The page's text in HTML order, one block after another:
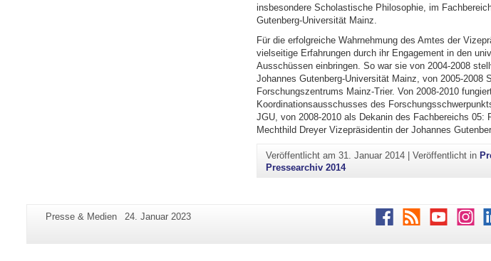
insbesondere Scholastische Philosophie, im
Gutenberg-Universität Mainz.
Für die erfolgreiche Wahrnehmung des Amtes der
vielseitige Erfahrungen durch ihr Engagement in den
Ausschüssen einbringen. So war sie von 2004-2008
Johannes Gutenberg-Universität Mainz, von 2005-
Forschungszentrums Mainz-Trier. Von 2008-2010
Koordinationsausschusses des
JGU, von 2008-2010 als Dekanin des Fachbereichs
Mechthild Dreyer Vizepräsidentin der Johannes
Veröffentlicht am31. Januar 2014 |Veröffentlicht in
Pressearchiv 2014
Zusätzliche
Seiten-
Presse & Medien
Letzte
24. Januar 2023 Facebook
RSS Youtube